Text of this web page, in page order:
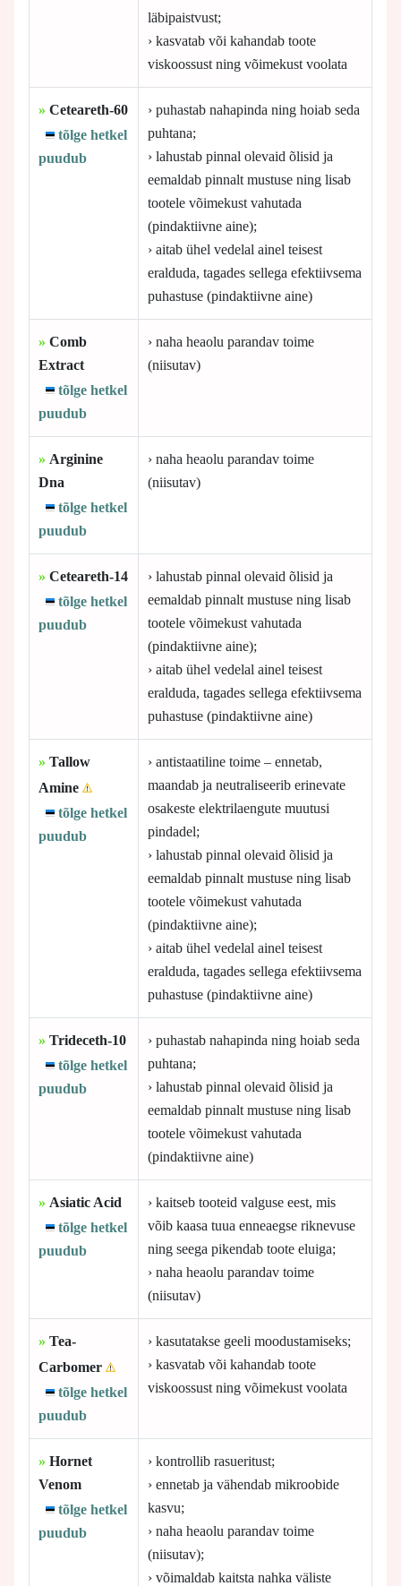
läbipaistvust;
› kasvatab või kahandab toote
viskoossust ning võimekust voolata
» Ceteareth-60
tõlge hetkel
puudub
› puhastab nahapinda ning hoiab seda
puhtana;
› lahustab pinnal olevaid õlisid ja
eemaldab pinnalt mustuse ning lisab
tootele võimekust vahutada
(pindaktiivne aine);
› aitab ühel vedelal ainel teisest
eralduda, tagades sellega efektiivsema
puhastuse (pindaktiivne aine)
» Comb
Extract
tõlge hetkel
puudub
› naha heaolu parandav toime
(niisutav)
» Arginine
Dna
tõlge hetkel
puudub
› naha heaolu parandav toime
(niisutav)
» Ceteareth-14
tõlge hetkel
puudub
› lahustab pinnal olevaid õlisid ja
eemaldab pinnalt mustuse ning lisab
tootele võimekust vahutada
(pindaktiivne aine);
› aitab ühel vedelal ainel teisest
eralduda, tagades sellega efektiivsema
puhastuse (pindaktiivne aine)
» Tallow
Amine
tõlge hetkel
puudub
› antistaatiline toime – ennetab,
maandab ja neutraliseerib erinevate
osakeste elektrilaengute muutusi
pindadel;
› lahustab pinnal olevaid õlisid ja
eemaldab pinnalt mustuse ning lisab
tootele võimekust vahutada
(pindaktiivne aine);
› aitab ühel vedelal ainel teisest
eralduda, tagades sellega efektiivsema
puhastuse (pindaktiivne aine)
» Trideceth-10
tõlge hetkel
puudub
› puhastab nahapinda ning hoiab seda
puhtana;
› lahustab pinnal olevaid õlisid ja
eemaldab pinnalt mustuse ning lisab
tootele võimekust vahutada
(pindaktiivne aine)
» Asiatic Acid
tõlge hetkel
puudub
› kaitseb tooteid valguse eest, mis
võib kaasa tuua enneaegse riknevuse
ning seega pikendab toote eluiga;
› naha heaolu parandav toime
(niisutav)
» Tea-
Carbomer
tõlge hetkel
puudub
› kasutatakse geeli moodustamiseks;
› kasvatab või kahandab toote
viskoossust ning võimekust voolata
» Hornet
Venom
tõlge hetkel
puudub
› kontrollib rasueritust;
› ennetab ja vähendab mikroobide
kasvu;
› naha heaolu parandav toime
(niisutav);
› võimaldab kaitsta nahka väliste